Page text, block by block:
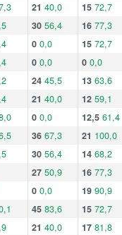
21 40,0 15 72,7
30 56,4 16 77,3
0 0,0 15 72,7
0 0,0 0 0,0
24 45,5 13 63,6
21 40,0 12 59,1
0 0,0 12,5 61,4
36 67,3 21 100,0
30 56,4 14 68,2
27 50,9 16 77,3
0 0,0 19 90,9
45 83,6 15 72,7
21 40,0 17 81,8